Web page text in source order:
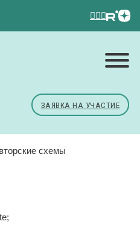
ЗАЯВКА НА УЧАСТИЕ
схемы